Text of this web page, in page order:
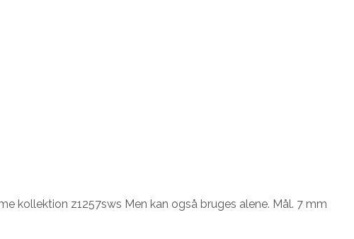
kollektion z1257sws Men kan også bruges alene. Mål. 7 mm